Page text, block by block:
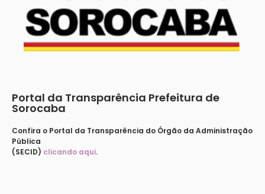
Portal da Transparência Prefeitura de
Sorocaba
Confira o Portal da Transparência do Órgão da Administração
Pública
(SECID) clicando aqui.